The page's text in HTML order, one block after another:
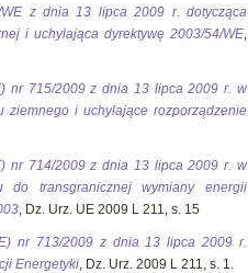
z dnia 13 lipca 2009 r. dotycząca
i uchylająca dyrektywę 2003/54/WE,
nr 715/2009 z dnia 13 lipca 2009 r. w
ziemnego i uchylające rozporządzenie
nr 714/2009 z dnia 13 lipca 2009 r. w
transgranicznej wymiany energii
, Dz. Urz. UE 2009 L 211, s. 15
nr 713/2009 z dnia 13 lipca 2009 r.
Energetyki, Dz. Urz. 2009 L 211, s. 1.